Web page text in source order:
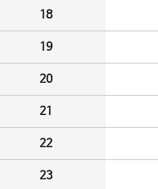
18
19
20
21
22
23